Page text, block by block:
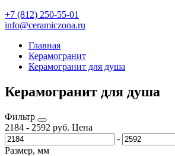
+7 (812) 250-55-01
info@ceramiczona.ru
Главная
Керамогранит
Керамогранит для душа
Керамогранит для душа
Фильтр
2184 - 2592 руб. Цена
-
Размер, мм